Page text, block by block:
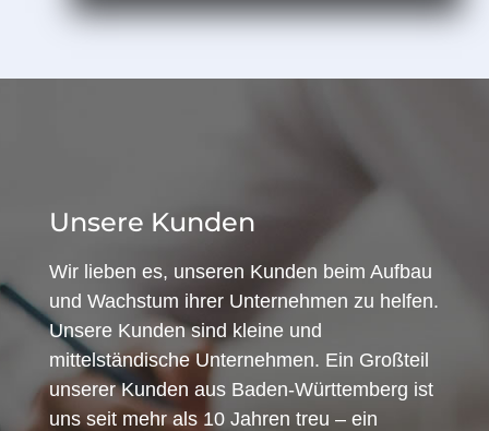
Unsere Kunden
Wir lieben es, unseren Kunden beim Aufbau
und Wachstum ihrer Unternehmen zu helfen.
Unsere Kunden sind kleine und
mittelständische Unternehmen. Ein Großteil
unserer Kunden aus Baden-Württemberg ist
uns seit mehr als 10 Jahren treu – ein